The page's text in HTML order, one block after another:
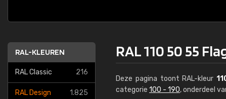
RAL-KLEUREN
RAL Classic 216
RAL Design 1.825
RAL 110 50 55
Deze pagina toont RAL-kleur
categorie 100 - 190, onderdeel